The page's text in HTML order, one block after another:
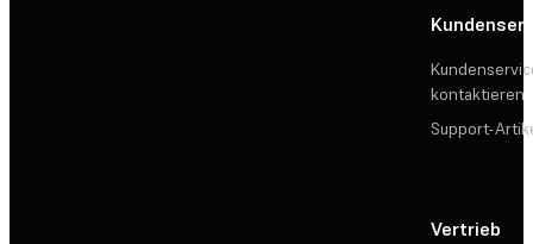
kontaktieren
Support-
Vertrieb